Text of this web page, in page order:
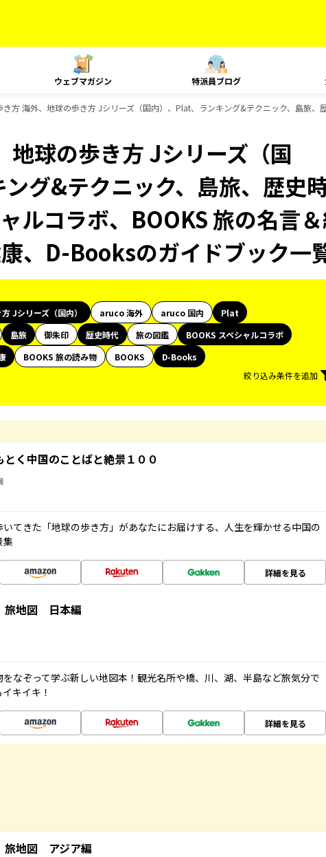
ウェブマガジン 特派員ブログ
き方 海外、地球の歩き方 Jシリーズ（国内）、Plat、ランキング&テクニック、島旅
地球の歩き方 Jシリーズ（国
グ&テクニック、島旅、歴史
ルコラボ、BOOKS 旅の名言
、D-Booksのガイドブック一
Jシリーズ（国内） aruco 海外 aruco 国内
Plat
島旅 御朱印 歴史時代 旅の図鑑
BOOKS スペシャルコラボ
BOOKS 旅の読み物 BOOKS
D-Books
絞り込み条件を追加
く中国のことばと絶景１００
てきた「地球の歩き方」があなたにお届けする、人生を輝かせる中国の
集
詳細を見る
旅地図 日本編
をなぞって学ぶ新しい地図本！観光名所や橋、川、湖、半島など旅気分で
キイキ！
詳細を見る
地図 アジア編